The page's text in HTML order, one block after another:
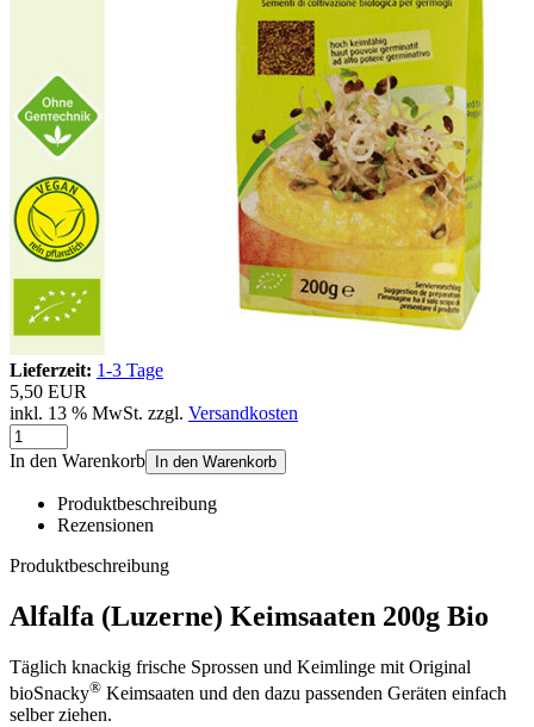
Lieferzeit: 1-3 Tage
5,50 EUR
inkl. 13 % MwSt. zzgl. Versandkosten
In den Warenkorb In den Warenkorb
Produktbeschreibung
Rezensionen
Produktbeschreibung
Alfalfa (Luzerne) Keimsaaten 200g Bio
Täglich knackig frische Sprossen und Keimlinge mit Original
bioSnacky® Keimsaaten und den dazu passenden Geräten einfach
selber ziehen.